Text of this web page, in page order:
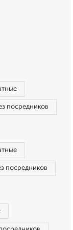
посредников
посредников